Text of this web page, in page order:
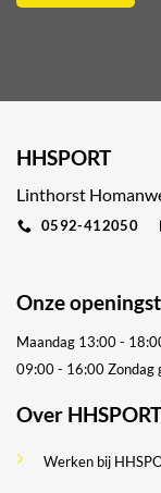
HHSPORT
Linthorst
0592-412050
Onze
Maandag 13:00 -
09:00 - 16:00Zondag
Over HHSPORT
Werken bij